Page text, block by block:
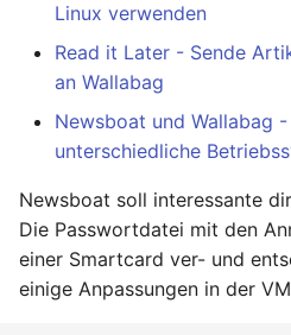
Linux verwenden
Read it Later - Sende
an Wallabag
Newsboat und Wallabag
unterschiedliche
Newsboat soll interessante
Die Passwortdatei mit den
einer Smartcard ver- und
einige Anpassungen in der